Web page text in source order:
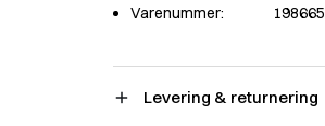
Varenummer:
198665
Levering & returnering